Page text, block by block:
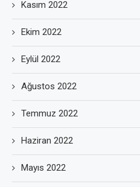
Kasım 2022
Ekim 2022
Eylül 2022
Ağustos 2022
Temmuz 2022
Haziran 2022
Mayıs 2022